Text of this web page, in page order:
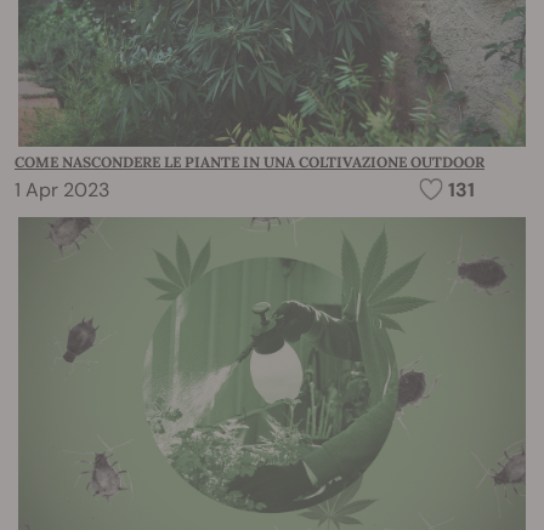
COME NASCONDERE LE PIANTE IN UNA COLTIVAZIONE OUTDOOR
1 Apr 2023 131